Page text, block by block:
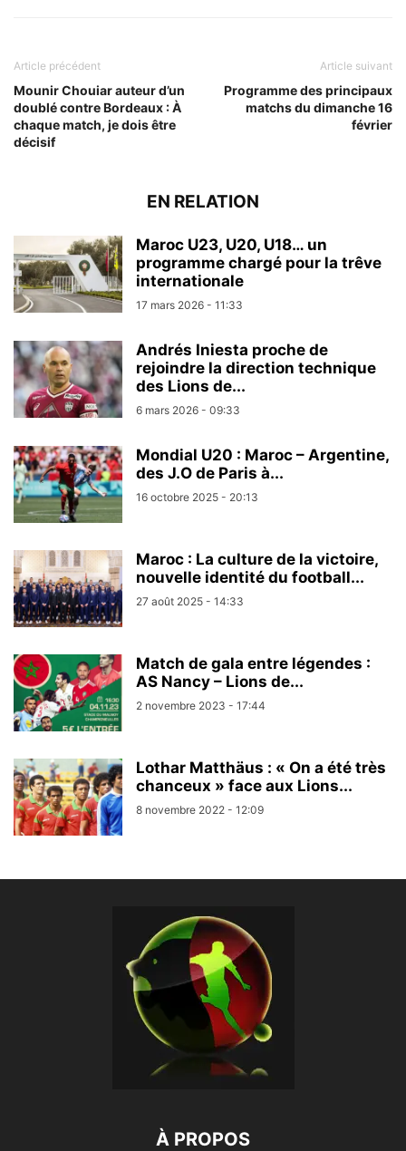
Article précédent
Mounir Chouiar auteur d’un
doublé contre Bordeaux : À
chaque match, je dois être
décisif
Article suivant
Programme des principaux
matchs du dimanche 16
février
EN RELATION
Maroc U23, U20, U18… un
programme chargé pour la trêve
internationale
17 mars 2026 - 11:33
Andrés Iniesta proche de
rejoindre la direction technique
des Lions de...
6 mars 2026 - 09:33
Mondial U20 : Maroc – Argentine,
des J.O de Paris à...
16 octobre 2025 - 20:13
Maroc : La culture de la victoire,
nouvelle identité du football...
27 août 2025 - 14:33
Match de gala entre légendes :
AS Nancy – Lions de...
2 novembre 2023 - 17:44
Lothar Matthäus : « On a été très
chanceux » face aux Lions...
8 novembre 2022 - 12:09
À PROPOS